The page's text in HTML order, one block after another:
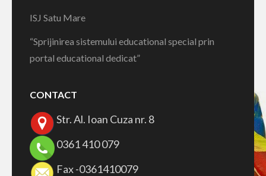
ISJ Satu Mare
“Sprijinirea sistemului educational special prin
portal educational dedicat”
CONTACT
Str. Al. Ioan Cuza nr. 8
0361 410 079
Fax -0361410079